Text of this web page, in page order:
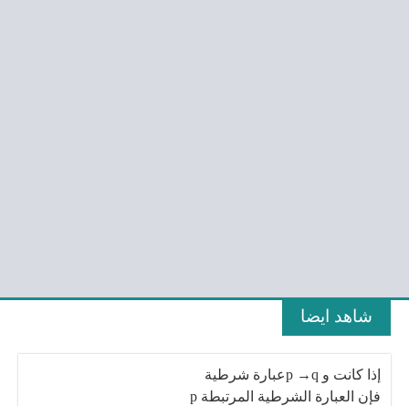
شاهد ايضا
إذا كانت و p →qعبارة شرطية
فإن العبارة الشرطية المرتبطة p